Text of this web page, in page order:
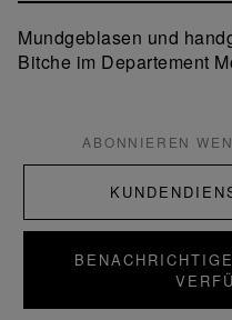
Mundgeblasen und
Bitche im Departement
ABONNIEREN